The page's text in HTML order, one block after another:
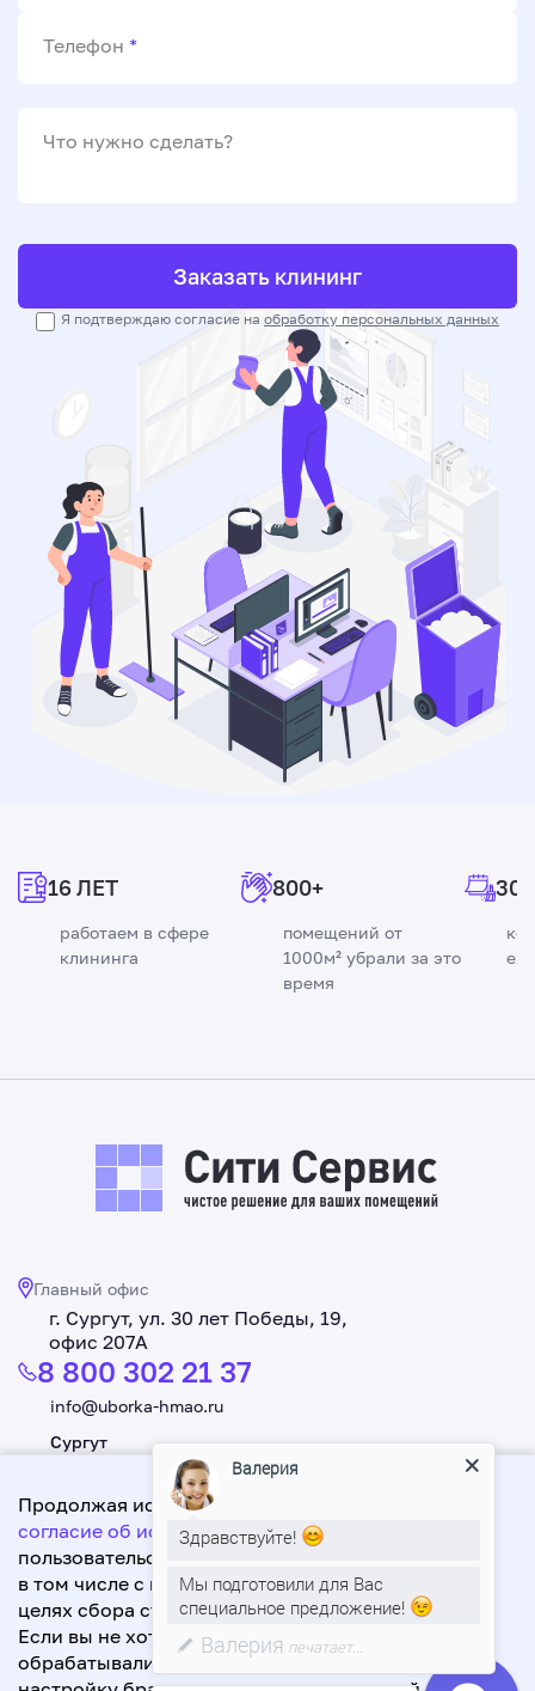
Продолжая использовать данный сайт, Вы даете
согласие об использовании файлов cookie
пользовательских данных,
в том числе с использованием Яндекс.Метрика в
целях сбора статистики посещения сайта.
Если вы не хотите, чтобы ваши данные
обрабатывались, сделайте соответствующую
Телефон *
Что нужно сделать?
Заказать клининг
Я подтверждаю согласие на обработку персональных данных
16 ЛЕТ
работаем в сфере
клининга
800+
помещений от
1000м² убрали за это
время
Главный офис
г. Сургут, ул. 30 лет Победы, 19,
офис 207А
8 800 302 21 37
info@uborka-hmao.ru
Сургут
+7 3462 550 221
Нижневартовск
+7 3466 619 998
2026. Сити Сервис. Все права защищены.
Политика обработки персональных данных
Валерия
Здравствуйте!
Мы подготовили для Вас
специальное предложение!
Валерия печатает...